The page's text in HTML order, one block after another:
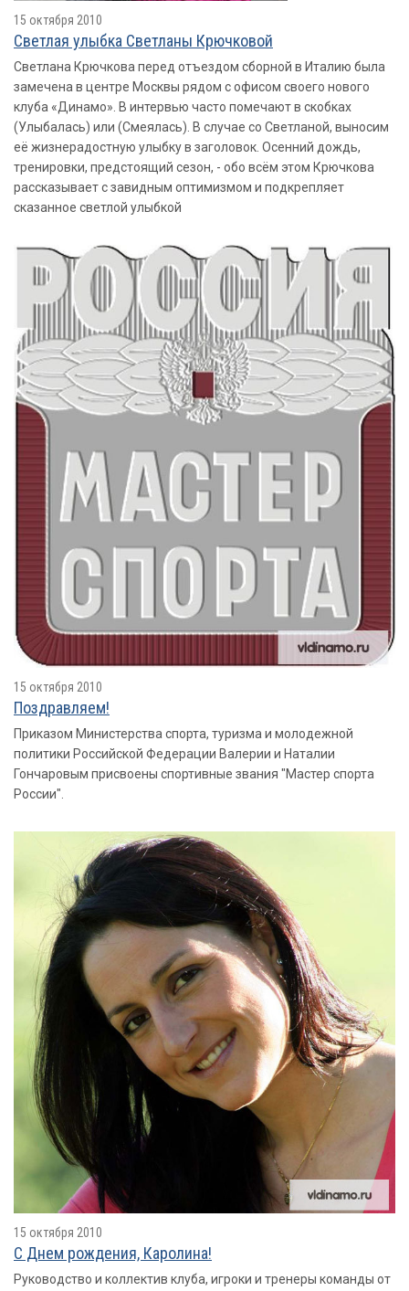
15 октября 2010
Светлая улыбка Светланы Крючковой
Светлана Крючкова перед отъездом сборной в Италию была
замечена в центре Москвы рядом с офисом своего нового
клуба «Динамо». В интервью часто помечают в скобках
(Улыбалась) или (Смеялась). В случае со Светланой, выносим
её жизнерадостную улыбку в заголовок. Осенний дождь,
тренировки, предстоящий сезон, - обо всём этом Крючкова
рассказывает с завидным оптимизмом и подкрепляет
сказанное светлой улыбкой
15 октября 2010
Поздравляем!
Приказом Министерства спорта, туризма и молодежной
политики Российской Федерации Валерии и Наталии
Гончаровым присвоены спортивные звания "Мастер спорта
России".
15 октября 2010
С Днем рождения, Каролина!
Руководство и коллектив клуба, игроки и тренеры команды от